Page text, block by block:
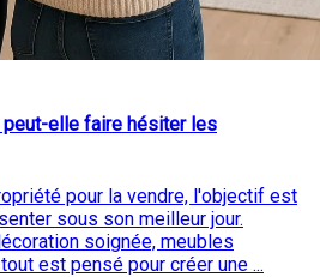
elle faire hésiter les
pour la vendre, l'objectif est
sous son meilleur jour.
soignée, meubles
est pensé pour créer une ...